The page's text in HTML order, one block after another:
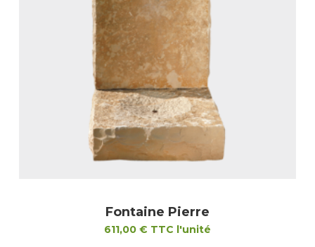
Fontaine Pierre
611,00 € TTC l'unité